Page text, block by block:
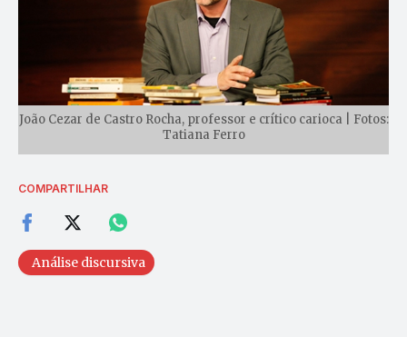
João Cezar de Castro Rocha, professor e crítico carioca | Fotos:
Tatiana Ferro
COMPARTILHAR
Análise discursiva